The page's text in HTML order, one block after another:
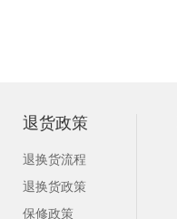
退货政策
退换货流程
退换货政策
保修政策